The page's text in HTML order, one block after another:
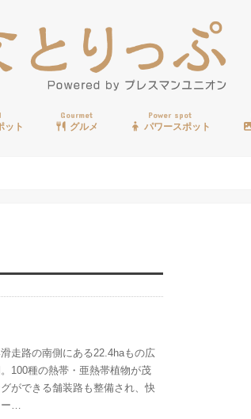
ット
Gourmet
グルメ
Power spot
パワースポット
走路の南側にある22.4haもの広
100種の熱帯・亜熱帯植物が茂
ができる舗装路も整備され、快
ー…